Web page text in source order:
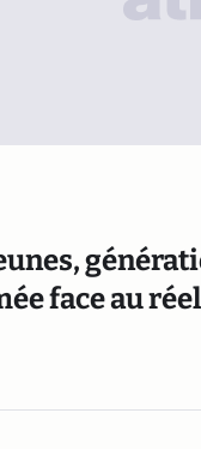
face au réel